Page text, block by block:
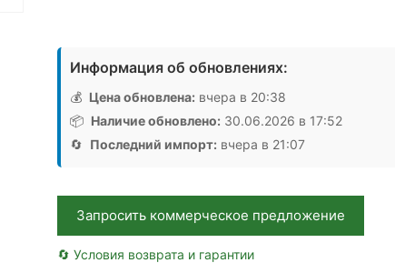
товара
Болт
М12х30
DIN
603,
Аналог,
Китай
Информация об обновлениях:
💰 Цена обновлена: вчера в 20:38
📦 Наличие обновлено: 30.06.2026 в 17:52
🔄 Последний импорт: вчера в 21:07
Запросить коммерческое предложение
🔄 Условия возврата и гарантии